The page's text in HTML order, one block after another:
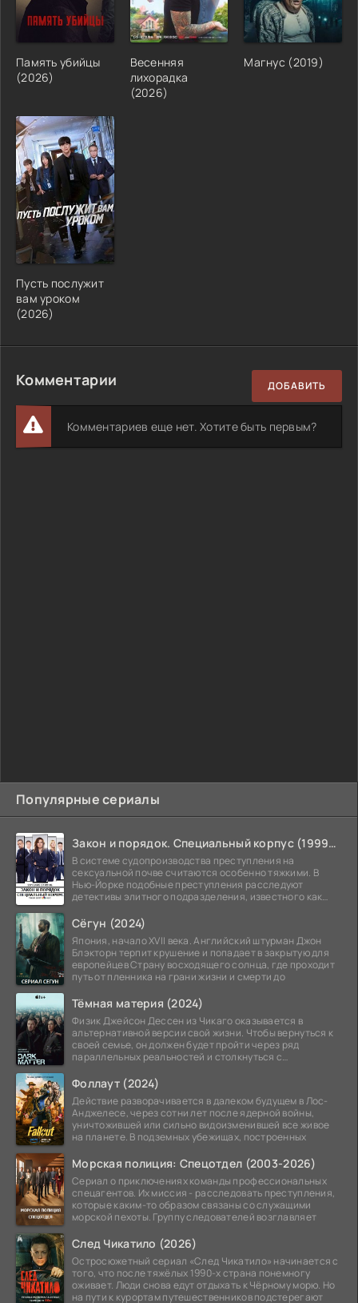
Популярные сериалы
Закон и порядок. Специальный корпус (1999-2026)
В системе судопроизводства преступления на
сексуальной почве считаются особенно тяжкими. В
Нью-Йорке подобные преступления расследуют
детективы элитного подразделения, известного как
Сёгун (2024)
Япония, начало XVII века. Английский штурман Джон
Блэкторн терпит крушение и попадает в закрытую для
европейцев Страну восходящего солнца, где проходит
путь от пленника на грани жизни и смерти до
Тёмная материя (2024)
Физик Джейсон Дессен из Чикаго оказывается в
альтернативной версии свой жизни. Чтобы вернуться к
своей семье, он должен будет пройти через ряд
параллельных реальностей и столкнуться с
Фоллаут (2024)
Действие разворачивается в далеком будущем в Лос-
Анджелесе, через сотни лет после ядерной войны,
уничтожившей или сильно видоизменившей все живое
на планете. В подземных убежищах, построенных
Морская полиция: Спецотдел (2003-2026)
Сериал о приключениях команды профессиональных
спецагентов. Их миссия - расследовать преступления,
которые каким-то образом связаны со служащими
морской пехоты. Группу следователей возглавляет
След Чикатило (2026)
Остросюжетный сериал «След Чикатило» начинается с
того, что после тяжёлых 1990-х страна понемногу
оживает. Люди снова едут отдыхать к Чёрному морю. Но
на пути к курортам путешественников подстерегают
Память убийцы
(2026)
Весенняя
лихорадка
(2026)
Магнус (2019)
Пусть послужит
вам уроком
(2026)
Комментарии ДОБАВИТЬ
Комментариев еще нет. Хотите быть первым?